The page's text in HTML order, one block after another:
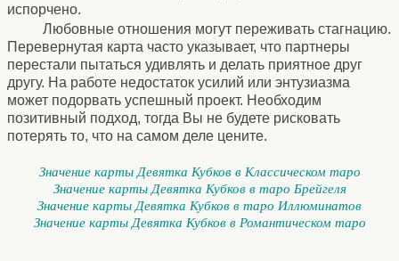
испорчено.
Любовные отношения могут переживать стагнацию.
Перевернутая карта часто указывает, что партнеры
перестали пытаться удивлять и делать приятное друг
другу. На работе недостаток усилий или энтузиазма
может подорвать успешный проект. Необходим
позитивный подход, тогда Вы не будете рисковать
потерять то, что на самом деле цените.
Значение карты Девятка Кубков в Классическом таро
Значение карты Девятка Кубков в таро Брейгеля
Значение карты Девятка Кубков в таро Иллюминатов
Значение карты Девятка Кубков в Романтическом таро